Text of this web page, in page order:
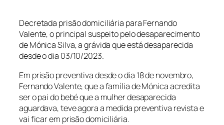
Decretada prisão domiciliária para Fernando
Valente, o principal suspeito pelo desaparecimento
de Mónica Silva, a grávida que está desaparecida
desde o dia 03/10/2023.
Em prisão preventiva desde o dia 18 de novembro,
Fernando Valente, que a família de Mónica acredita
ser o pai do bebé que a mulher desaparecida
aguardava, teve agora a medida preventiva revista e
vai ficar em prisão domiciliária.